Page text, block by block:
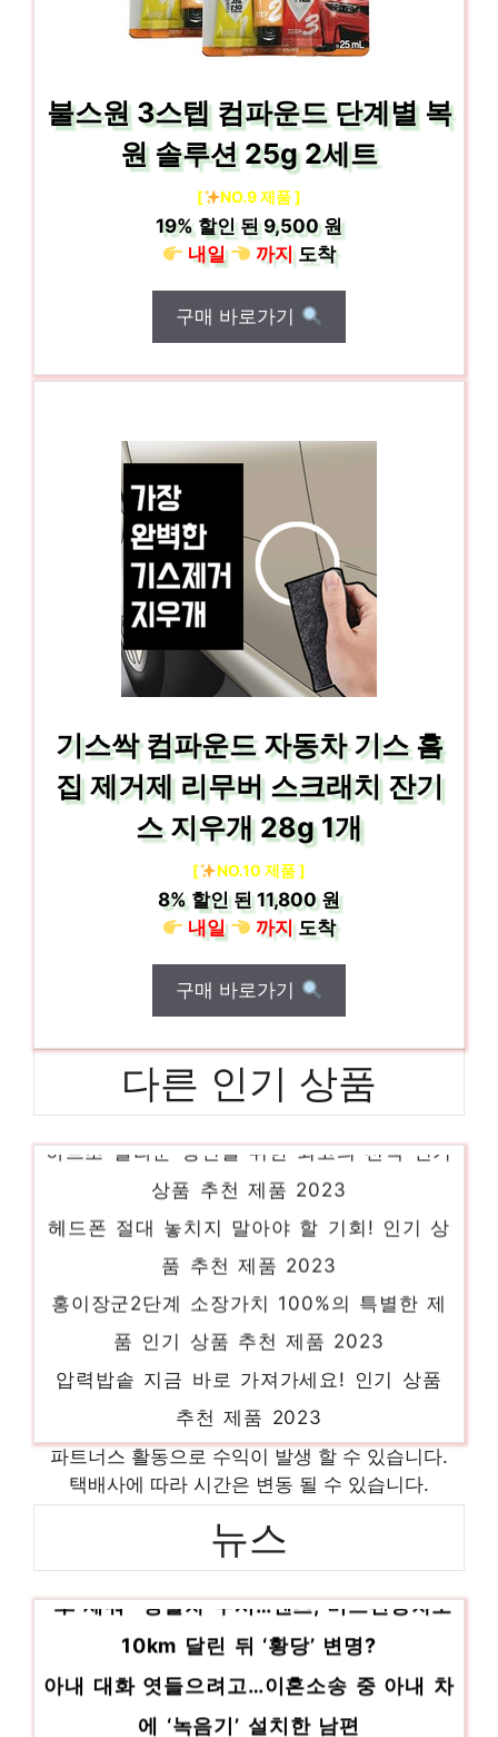
불스원 3스텝 컴파운드 단계별 복
원 솔루션 25g 2세트
[ NO.9 제품 ]
19%할인 된9,500 원
내일
까지도착
구매 바로가기
기스싹 컴파운드 자동차 기스 흠
집 제거제 리무버 스크래치 잔기
스 지우개 28g 1개
[ NO.10 제품 ]
8%할인 된11,800 원
내일
까지도착
구매 바로가기
다른 인기 상품
하트초 놀라운 당신을 위한 최고의 선택 인기
상품 추천 제품 2023
헤드폰 절대 놓치지 말아야 할 기회! 인기 상
품 추천 제품 2023
홍이장군2단계 소장가치 100%의 특별한 제
품 인기 상품 추천 제품 2023
satassd 소장가치 100%의 특별한 제품 인기
상품 추천 제품 2023
천 제품 2023
어린이영양제 스타일을 완성하는 마지막 조각
인기 상품 추천 제품 2023
파트너스 활동으로 수익이 발생 할 수 있습니다.
택배사에 따라 시간은 변동 될 수 있습니다.
뉴스
10km 달린 뒤 ‘황당’ 변명?
아내 대화 엿들으려고…이혼소송 중 아내 차
에 ‘녹음기’ 설치한 남편